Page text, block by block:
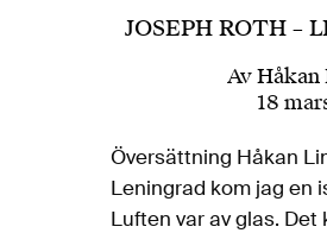
JOSEPH ROTH –
AvHåkan
18
Översättning Håkan
Leningrad kom jag en
Luften var av glas. Det